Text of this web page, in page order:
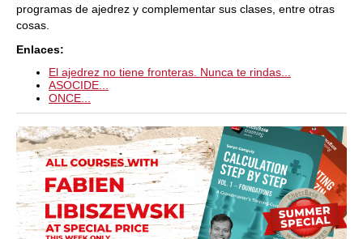
programas de ajedrez y complementar sus clases, entre otras
cosas.
Enlaces:
El ajedrez no tiene fronteras. Nunca te rindas...
ASOCIDE...
ONCE...